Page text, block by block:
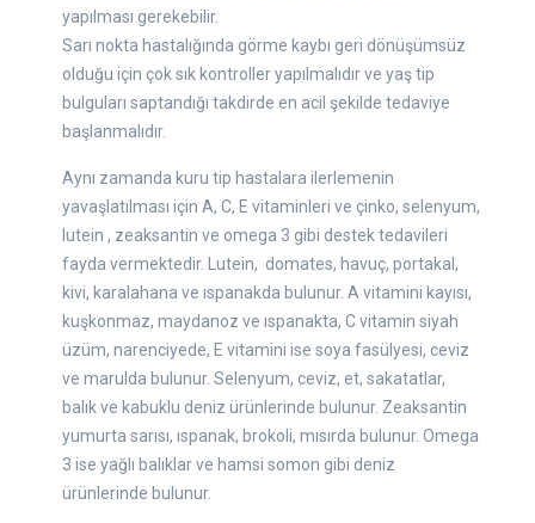
yapılması gerekebilir.
Sarı nokta hastalığında görme kaybı geri dönüşümsüz
olduğu için çok sık kontroller yapılmalıdır ve yaş tip
bulguları saptandığı takdirde en acil şekilde tedaviye
başlanmalıdır.
Aynı zamanda kuru tip hastalara ilerlemenin
yavaşlatılması için A, C, E vitaminleri ve çinko, selenyum,
lutein , zeaksantin ve omega 3 gibi destek tedavileri
fayda vermektedir. Lutein, domates, havuç, portakal,
kivi, karalahana ve ıspanakda bulunur. A vitamini kayısı,
kuşkonmaz, maydanoz ve ıspanakta, C vitamin siyah
üzüm, narenciyede, E vitamini ise soya fasülyesi, ceviz
ve marulda bulunur. Selenyum, ceviz, et, sakatatlar,
balık ve kabuklu deniz ürünlerinde bulunur. Zeaksantin
yumurta sarısı, ıspanak, brokoli, mısırda bulunur. Omega
3 ise yağlı balıklar ve hamsi somon gibi deniz
ürünlerinde bulunur.